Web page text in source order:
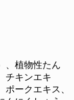
、植物性たん
チキンエキ
ークエキス、